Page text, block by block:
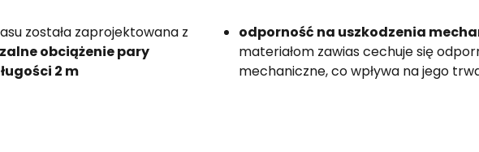
została zaprojektowana z
obciążenie pary
2 m
odporność na uszkodzenia
materiałom zawias cechuje się
mechaniczne, co wpływa na jego